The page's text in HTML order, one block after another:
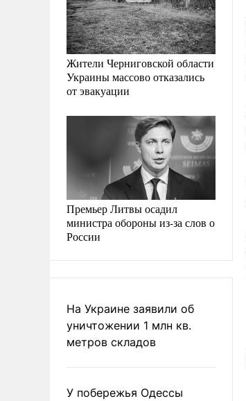
Жители Черниговской области
Украины массово отказались
от эвакуации
Премьер Литвы осадил
министра обороны из-за слов о
России
На Украине заявили об
уничтожении 1 млн кв.
метров складов
У побережья Одессы